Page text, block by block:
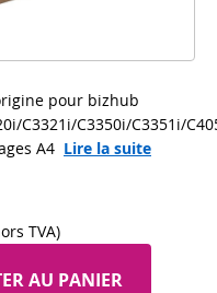
pour bizhub
C3321i/C3350i/C3351i/
A4 Lire la suite
TVA)
AU PANIER